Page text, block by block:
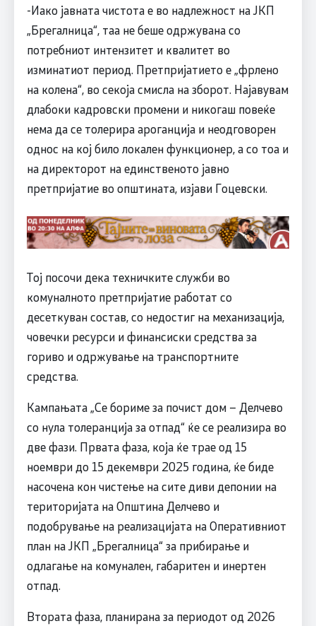
-Иако јавната чистота е во надлежност на ЈКП
„Брегалница“, таа не беше одржувана со
потребниот интензитет и квалитет во
изминатиот период. Претпријатието е „фрлено
на колена“, во секоја смисла на зборот. Најавувам
длабоки кадровски промени и никогаш повеќе
нема да се толерира ароганција и неодговорен
однос на кој било локален функционер, а со тоа и
на директорот на единственото јавно
претпријатие во општината, изјави Гоцевски.
Тој посочи дека техничките служби во
комуналното претпријатие работат со
десеткуван состав, со недостиг на механизација,
човечки ресурси и финансиски средства за
гориво и одржување на транспортните
средства.
Кампањата „Се бориме за почист дом – Делчево
со нула толеранција за отпад“ ќе се реализира во
две фази. Првата фаза, која ќе трае од 15
ноември до 15 декември 2025 година, ќе биде
насочена кон чистење на сите диви депонии на
територијата на Општина Делчево и
подобрување на реализацијата на Оперативниот
план на ЈКП „Брегалница“ за прибирање и
одлагање на комунален, габаритен и инертен
отпад.
Втората фаза, планирана за периодот од 2026